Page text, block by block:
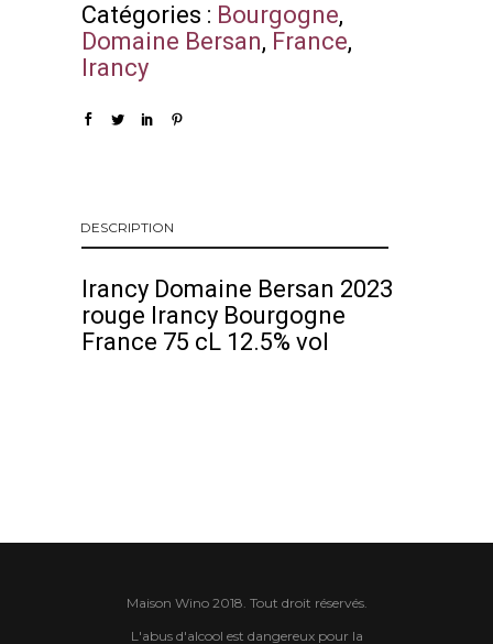
Catégories : Bourgogne,
Domaine Bersan, France,
Irancy
DESCRIPTION
Irancy Domaine Bersan 2023
rouge Irancy Bourgogne
France 75 cL 12.5% vol
Maison Wino 2018. Tout droit réservés.
L'abus d'alcool est dangereux pour la